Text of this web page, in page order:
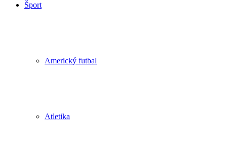
Šport
Americký futbal
Atletika